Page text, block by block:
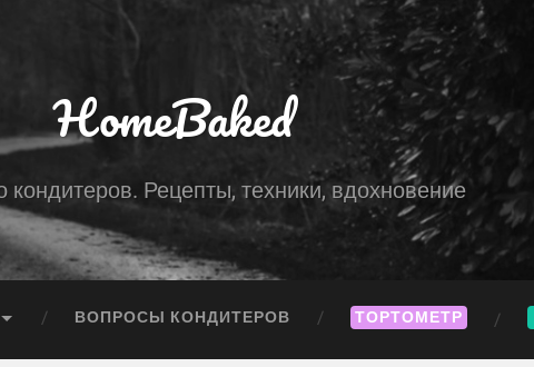
HomeBaked
кондитеров. Рецепты, техники, вдохновение
ВОПРОСЫ КОНДИТЕРОВ ТОРТОМЕТР